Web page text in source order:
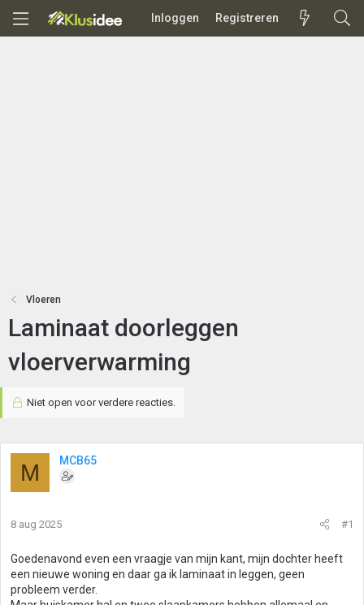
Inloggen Registreren
Vloeren
Laminaat doorleggen
vloerverwarming
Niet open voor verdere reacties.
M MCB65
8 aug 2025 #1
Goedenavond even een vraagje van mijn kant, mijn dochter heeft
een nieuwe woning en daar ga ik laminaat in leggen, geen
probleem verder.